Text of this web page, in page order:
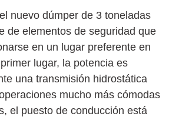
nuevo dúmper de 3 toneladas
de elementos de seguridad que
en un lugar preferente en
lugar, la potencia es
una transmisión hidrostática
mucho más cómodas
el puesto de conducción está